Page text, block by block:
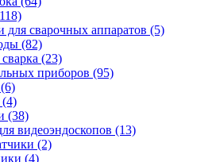
для сварочных аппаратов (5)
(82)
(23)
приборов (95)
(6)
(4)
(38)
видеоэндоскопов (13)
(2)
(4)